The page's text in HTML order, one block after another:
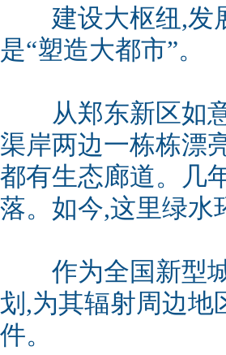
建设大枢纽,发展
是“塑造大都市”。
从郑东新区如意
渠岸两边一栋栋漂
都有生态廊道。几
落。如今,这里绿水
作为全国新型城
划,为其辐射周边地
件。